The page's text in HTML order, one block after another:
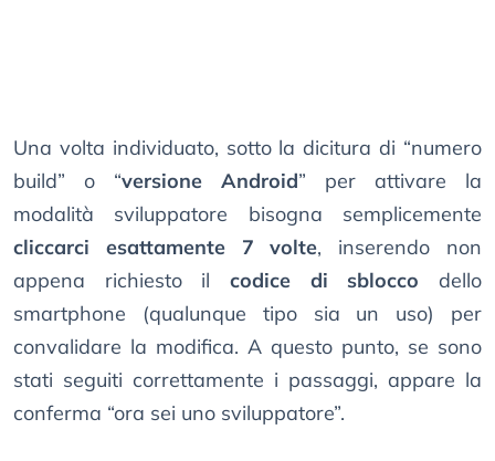
Una volta individuato, sotto la dicitura di “numero
build” o “versione Android” per attivare la
modalità sviluppatore bisogna semplicemente
cliccarci esattamente 7 volte, inserendo non
appena richiesto il codice di sblocco dello
smartphone (qualunque tipo sia un uso) per
convalidare la modifica. A questo punto, se sono
stati seguiti correttamente i passaggi, appare la
conferma “ora sei uno sviluppatore”.